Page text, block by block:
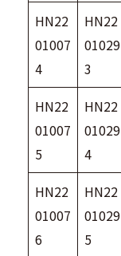
HN22
01007
4
HN22
01029
3
HN22
01007
5
HN22
01029
4
HN22
01007
6
HN22
01029
5